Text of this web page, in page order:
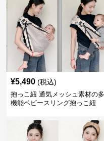
¥5,490 (税込)
抱っこ紐 通気メッシュ素材の多
機能ベビースリング抱っこ紐